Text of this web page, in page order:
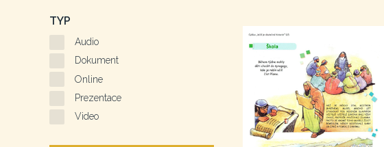
TYP
Audio
Dokument
Online
Prezentace
Video